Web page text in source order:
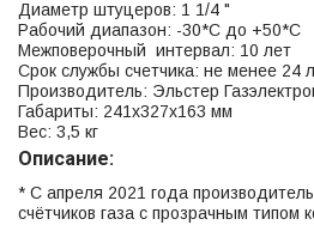
Диаметр штуцеров: 1 1/4 "
Рабочий диапазон: -30*С до +50*С
Межповерочный интервал: 10 лет
Срок службы счетчика: не менее 24
Производитель: Эльстер
Габариты: 241х327х163 мм
Вес: 3,5 кг
Описание:
* С апреля 2021 года производитель
счётчиков газа с прозрачным типом